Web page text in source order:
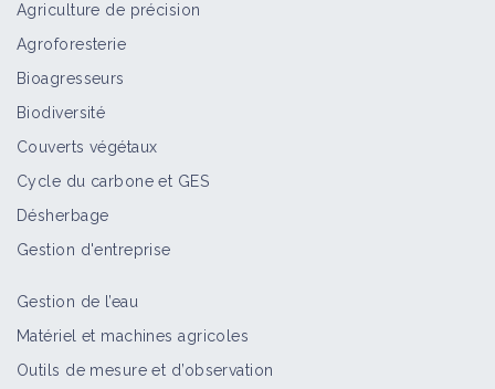
Fiche technique
Botrytis cinerea
Agriculture de précision
Agroforesterie
Bioagresseurs
Biodiversité
Couverts végétaux
Cycle du carbone et GES
Désherbage
Gestion d'entreprise
Gestion de l’eau
Matériel et machines agricoles
Outils de mesure et d’observation